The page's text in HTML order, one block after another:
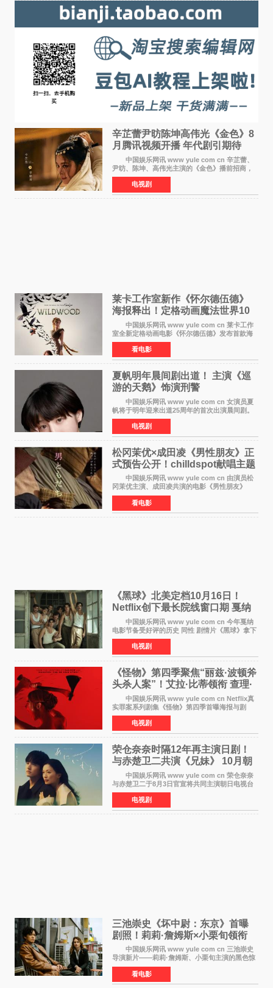
辛芷蕾尹昉陈坤高伟光《金色》8
月腾讯视频开播 年代剧引期待
中国娱乐网讯 www yule com cn 辛芷蕾、
尹昉、陈坤、高伟光主演的《金色》播前招商，
预计8月腾讯视频开播。这部年代剧汇集了众多实
力派演员，阵容强大，引发了观众的广泛关
注。 《金色》
电视剧
莱卡工作室新作《怀尔德伍德》
海报释出！定格动画魔法世界10
月开启
中国娱乐网讯 www yule com cn 莱卡工作
室全新定格动画电影《怀尔德伍德》发布首款海
报，女孩为找回弟弟走入黑暗、宏大的林中魔法
世界，一场关于勇气与亲情的奇幻冒险即将展
开。 本片由特
看电影
夏帆明年晨间剧出道！ 主演《巡
游的天鹅》饰演刑警
中国娱乐网讯 www yule com cn 女演员夏
帆将于明年迎来出道25周年的首次出演晨间剧。
NHK于8月4日宣布她将出演明年（2027年度）上
半期的晨间剧《巡游的天鹅》，饰演与女主角森
田望智饰演的生
电视剧
松冈茉优×成田凌《男性朋友》正
式预告公开！chilldspot献唱主题
中国娱乐网讯 www yule com cn 由演员松
冈茉优主演、成田凌共演的电影《男性朋友》
（三岛有纪子执导，11月6日上映）于8月5日公开
正式视觉图与正式预告片。同时，三人乐队
chilldspot为该片创
看电影
《黑球》北美定档10月16日！
Netflix创下最长院线窗口期 戛纳
最佳导演加持
中国娱乐网讯 www yule com cn 今年戛纳
电影节备受好评的历史 同性 剧情片《黑球》拿下
Netflix美国发行电影的最长院线放映期——该片
最新定档今年10月16日美国影院上映（此前定档
11月6日，如
电视剧
《怪物》第四季聚焦“丽兹·波顿斧
头杀人案”！艾拉·比蒂领衔 查理·
汉纳姆、莎拉·保
中国娱乐网讯 www yule com cn Netflix真
实罪案系列剧集《怪物》第四季首曝海报与剧
照，聚焦鹅妈妈童谣亦有记载的著名血腥杀人案
——丽兹·波顿砍死生父与继母案。 本季由艾
拉·比蒂饰
电视剧
荣仓奈奈时隔12年再主演日剧！
与赤楚卫二共演《兄妹》 10月朝
日新档开播
中国娱乐网讯 www yule com cn 荣仓奈奈
与赤楚卫二于8月3日官宣将共同主演朝日电视台
日剧《兄妹》（10月开播，每周六晚10点播
出）。这也是荣仓奈奈继TBS剧集《为了N》之
后，暌违12年再度担
电视剧
三池崇史《坏中尉：东京》首曝
剧照！莉莉·詹姆斯×小栗旬领衔
黑色惊悚再升级
中国娱乐网讯 www yule com cn 三池崇史
导演新片——莉莉·詹姆斯、小栗旬主演的黑色惊
悚电影《坏中尉：东京》首曝剧照。继阿贝尔·费
拉拉&times;哈威·凯特尔的1992年《坏中尉》和
沃纳·赫
看电影